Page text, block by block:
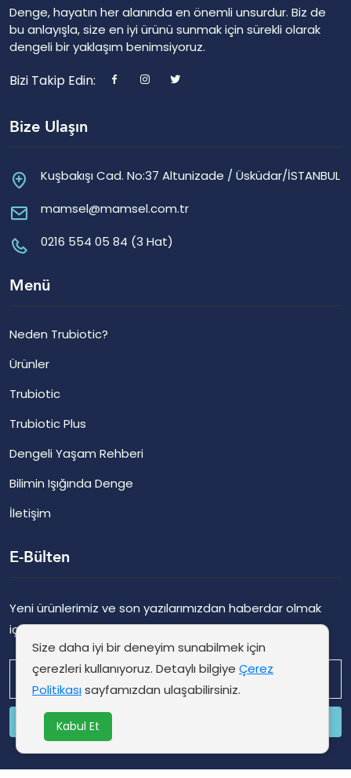
Denge, hayatın her alanında en önemli unsurdur. Biz de
bu anlayışla, size en iyi ürünü sunmak için sürekli olarak
dengeli bir yaklaşım benimsiyoruz.
Bizi Takip Edin:
Bize Ulaşın
Kuşbakışı Cad. No:37 Altunizade / Üsküdar/İSTANBUL
mamsel@mamsel.com.tr
0216 554 05 84 (3 Hat)
Menü
Neden Trubiotic?
Ürünler
Trubiotic
Trubiotic Plus
Dengeli Yaşam Rehberi
Bilimin Işığında Denge
İletişim
E-Bülten
Yeni ürünlerimiz ve son yazılarımızdan haberdar olmak
için kaydolun.
Size daha iyi bir deneyim sunabilmek için
çerezleri kullanıyoruz. Detaylı bilgiye Çerez
Politikasısayfamızdan ulaşabilirsiniz.
Kabul Et